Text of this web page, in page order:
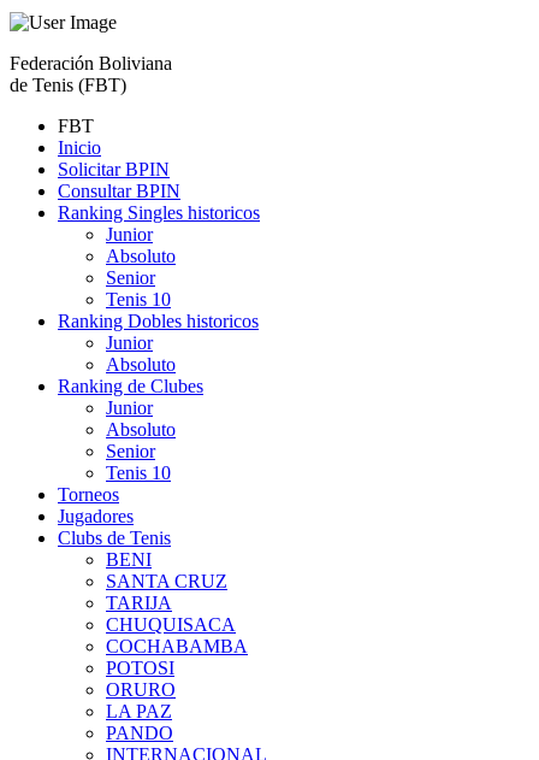
Federación Boliviana
de Tenis (FBT)
FBT
Inicio
Solicitar BPIN
Consultar BPIN
Ranking Singles historicos
Junior
Absoluto
Senior
Tenis 10
Ranking Dobles historicos
Junior
Absoluto
Ranking de Clubes
Junior
Absoluto
Senior
Tenis 10
Torneos
Jugadores
Clubs de Tenis
BENI
SANTA CRUZ
TARIJA
CHUQUISACA
COCHABAMBA
POTOSI
ORURO
LA PAZ
PANDO
INTERNACIONAL